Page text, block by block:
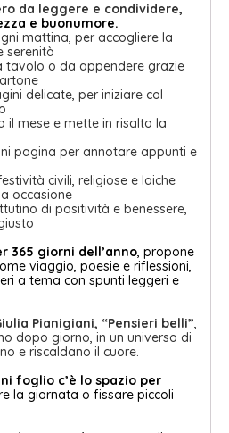
da leggere e condividere,
e buonumore.
mattina, per accogliere la
serenità
tavolo o da appendere grazie
delicate, per iniziare col
il mese e mette in risalto la
pagina per annotare appunti e
civili, religiose e laiche
occasione
di positività e benessere,
365 giorni dell’anno, propone
viaggio, poesie e riflessioni,
a tema con spunti leggeri e
Pianigiani, “Pensieri belli”,
dopo giorno, in un universo di
e riscaldano il cuore.
foglio c’è lo spazio per
la giornata o fissare piccoli